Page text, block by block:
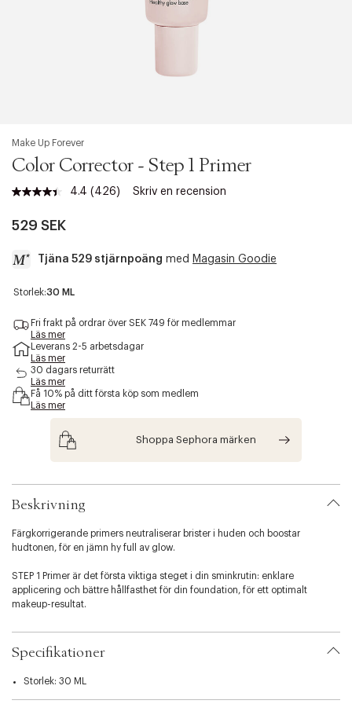
Make Up Forever
Color Corrector - Step 1 Primer
4.4 Läs
samma
(426) Skriv en recension
529 SEK
Tjäna 529 stjärnpoäng med Magasin Goodie
a
c
s
b
i
a
i
a
i
o
n
s
e
Storlek:30 ML
Fri frakt på ordrar över SEK 749 för medlemmar
Läs mer
Leverans 2-5 arbetsdagar
Läs mer
30 dagars returrätt
Läs mer
Få 10% på ditt första köp som medlem
Läs mer
Shoppa Sephora märken
Beskrivning
Färgkorrigerande primers neutraliserar brister i huden och boostar
hudtonen, för en jämn hy full av glow.
STEP 1 Primer är det första viktiga steget i din sminkrutin: enklare
applicering och bättre hållfasthet för din foundation, för ett optimalt
makeup-resultat.
REDNESS CORRECTOR STEP 1 PRIMER: dess ljusgröna ton korrigerar
effektivt rodnader i ansiktet, för ett resultat som varar i 24 timmar*.
TONE UP PERFECTOR STEP 1 PRIMER: för ljus till medelljus hy utan glow:
Specifikationer
Storlek: 30 ML